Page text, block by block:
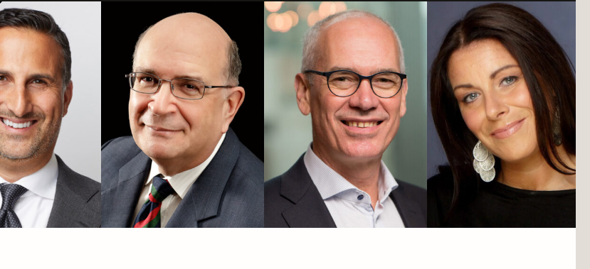
Colloques et symposiums
Groupes
Restauration
Centre d’archives et de
documentation
Dons et prêts d’objets
Façons de donner
Événements
Devenir Membre
Devenir bénévole
Jeune McCord philanthrope